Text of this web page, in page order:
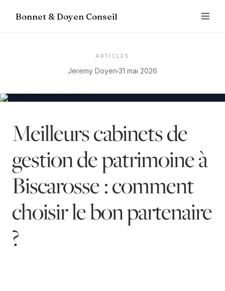
Bonnet & Doyen Conseil
ARTICLES
Jeremy Doyen 31 mai 2026
Meilleurs cabinets de
gestion de patrimoine à
Biscarosse : comment
choisir le bon partenaire
?